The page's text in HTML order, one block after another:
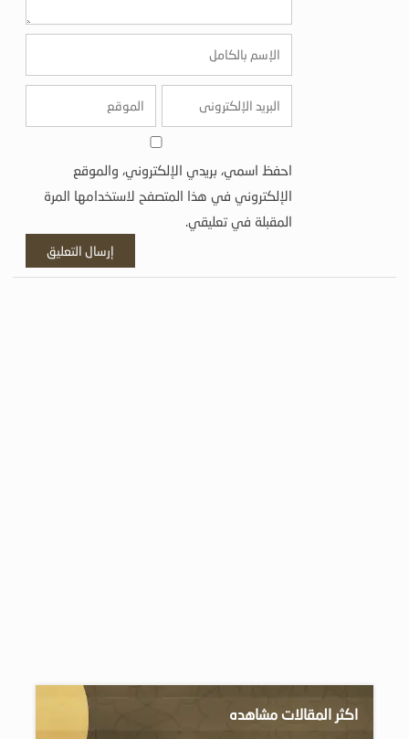
احفظ اسمي، بريدي الإلكتروني، والموقع
الإلكتروني في هذا المتصفح لاستخدامها المرة
المقبلة في تعليقي.
اكثر المقالات مشاهده